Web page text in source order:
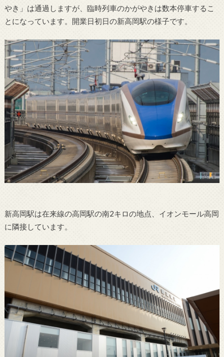
やき」は通過しますが、臨時列車のかがやきは数本停車するこ
とになっています。開業日初日の新高岡駅の様子です。
新高岡駅は在来線の高岡駅の南2キロの地点、イオンモール高岡
に隣接しています。